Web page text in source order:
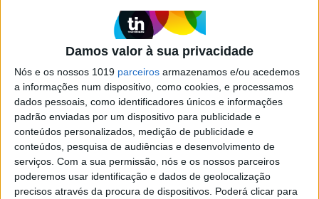
Damos valor à sua privacidade
Nós e os nossos 1019 parceiros armazenamos e/ou acedemos
a informações num dispositivo, como cookies, e processamos
dados pessoais, como identificadores únicos e informações
padrão enviadas por um dispositivo para publicidade e
conteúdos personalizados, medição de publicidade e
conteúdos, pesquisa de audiências e desenvolvimento de
serviços. Com a sua permissão, nós e os nossos parceiros
poderemos usar identificação e dados de geolocalização
precisos através da procura de dispositivos. Poderá clicar para
Detido farmacêutico por burlar
idosos para alimentar vício do jogo
Um farmacêutico foi detido em flagrante, na
capital, por se apoderar de cartões de débito de
idosos. Com 33 anos, o suspeito terá levantado
mais de 20 mil euros, para pagar vício do jogo e
até comprar um carro. O tribunal deixou-o ir
para casa, com apresentações quinzenais às
autoridades